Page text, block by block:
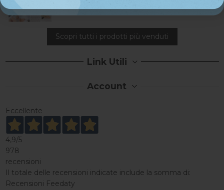
71,92 €
Scopri tutti i prodotti più venduti
Link Utili
Account
Eccellente
4,9/5
978
recensioni
Il totale delle recensioni indicate include la somma di:
Recensioni Feedaty